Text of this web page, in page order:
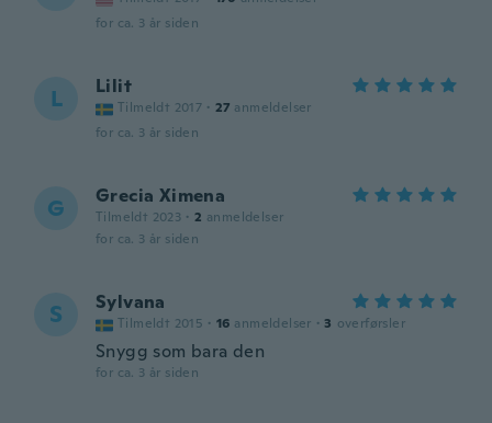
for ca. 3 år siden
L Lilit
Tilmeldt 2017 · 27 anmeldelser
for ca. 3 år siden
G Grecia Ximena
Tilmeldt 2023 · 2 anmeldelser
for ca. 3 år siden
S Sylvana
Tilmeldt 2015 · 16 anmeldelser · 3 overførsler
Snygg som bara den
for ca. 3 år siden